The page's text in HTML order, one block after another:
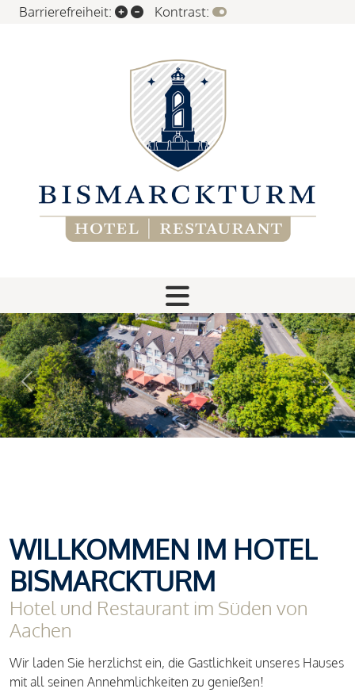
Barrierefreiheit: Kontrast:
Previous Next
WILLKOMMEN IM HOTEL
BISMARCKTURM
Hotel und Restaurant im Süden von
Aachen
Wir laden Sie herzlichst ein, die Gastlichkeit unseres Hauses
mit all seinen Annehmlichkeiten zu genießen!